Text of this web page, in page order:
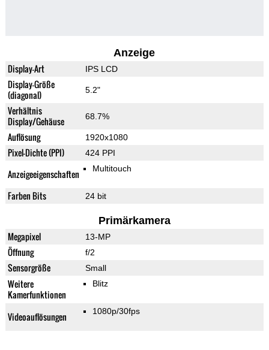
Anzeige
Display-Art IPS LCD
Display-Größe
(diagonal)
5.2"
Verhältnis
Display/Gehäuse
68.7%
Auflösung 1920x1080
Pixel-Dichte (PPI) 424 PPI
Anzeigeeigenschaften Multitouch
Farben Bits 24 bit
Primärkamera
Megapixel 13-MP
Öffnung f/2
Sensorgröße Small
Weitere
Kamerfunktionen
Blitz
Videoauflösungen 1080p/30fps